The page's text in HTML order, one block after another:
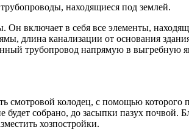
находящиеся под землей.
включает в себя все элементы,
длина канализации от основания
трубопровод напрямую в выгребную
колодец, с помощью которого
собрано, до засыпки пазух почвой.
хозпостройки.